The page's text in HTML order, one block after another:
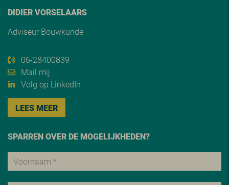
DIDIER VORSELAARS
Adviseur Bouwkunde
06-28400839
Mail mij
Volg op LinkedIn
LEES MEER
SPARREN OVER DE MOGELIJKHEDEN?